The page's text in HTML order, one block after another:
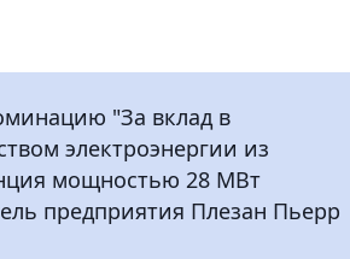
"За вклад в
электроэнергии из
мощностью 28 МВт
предприятия Плезан Пьерр